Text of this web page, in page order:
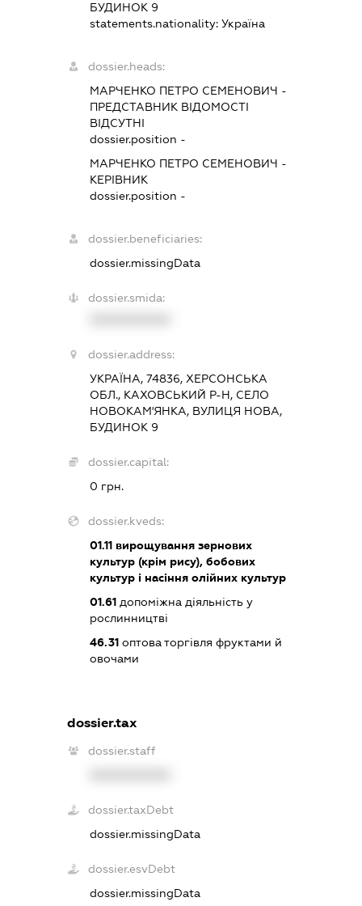
БУДИНОК 9
statements.nationality:Україна
dossier.heads:
МАРЧЕНКО ПЕТРО СЕМЕНОВИЧ -
ПРЕДСТАВНИК ВІДОМОСТІ
ВІДСУТНІ
dossier.position -
МАРЧЕНКО ПЕТРО СЕМЕНОВИЧ -
КЕРІВНИК
dossier.position -
dossier.beneficiaries:
dossier.missingData
dossier.smida:
dossier.address:
УКРАЇНА, 74836, ХЕРСОНСЬКА
ОБЛ., КАХОВСЬКИЙ Р-Н, СЕЛО
НОВОКАМ'ЯНКА, ВУЛИЦЯ НОВА,
БУДИНОК 9
dossier.capital:
0 грн.
dossier.kveds:
01.11 вирощування зернових
культур (крім рису), бобових
культур і насіння олійних культур
01.61 допоміжна діяльність у
рослинництві
46.31 оптова торгівля фруктами й
овочами
dossier.tax
dossier.staff
dossier.taxDebt
dossier.missingData
dossier.esvDebt
dossier.missingData